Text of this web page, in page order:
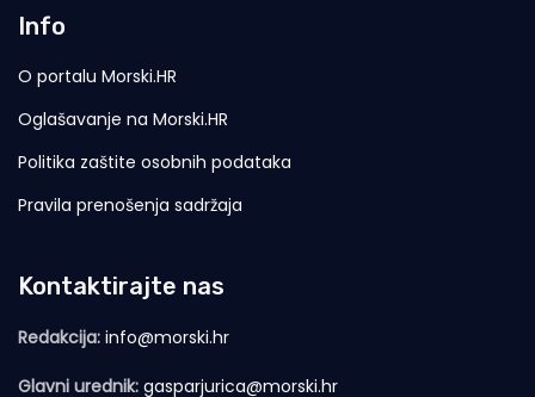
Info
O portalu Morski.HR
Oglašavanje na Morski.HR
Politika zaštite osobnih podataka
Pravila prenošenja sadržaja
Kontaktirajte nas
Redakcija: info@morski.hr
Glavni urednik: gasparjurica@morski.hr